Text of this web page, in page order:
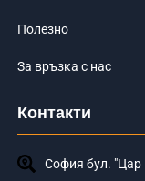
Полезно
За връзка с нас
Контакти
София бул. "Цар